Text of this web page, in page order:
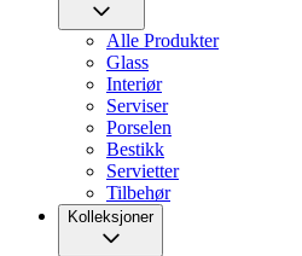
Alle Produkter
Glass
Interiør
Serviser
Porselen
Bestikk
Servietter
Tilbehør
Kolleksjoner